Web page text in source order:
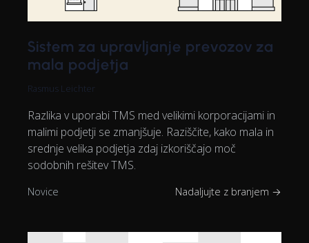
Sistem za upravljanje prevozov za
mala podjetja
Rasmus Leichter
Razlika v uporabi TMS med velikimi korporacijami in
malimi podjetji se zmanjšuje. Raziščite, kako mala in
srednje velika podjetja zdaj izkoriščajo moč
sodobnih rešitev TMS.
Novice Nadaljujte z branjem →